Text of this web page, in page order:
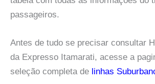
passageiros.
Antes de tudo se precisar consultar
da Expresso Itamarati, acesse a
seleção completa de linhas